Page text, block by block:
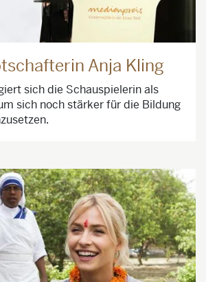
Anja Kling
sich die Schauspielerin als
sich noch stärker für die Bildung